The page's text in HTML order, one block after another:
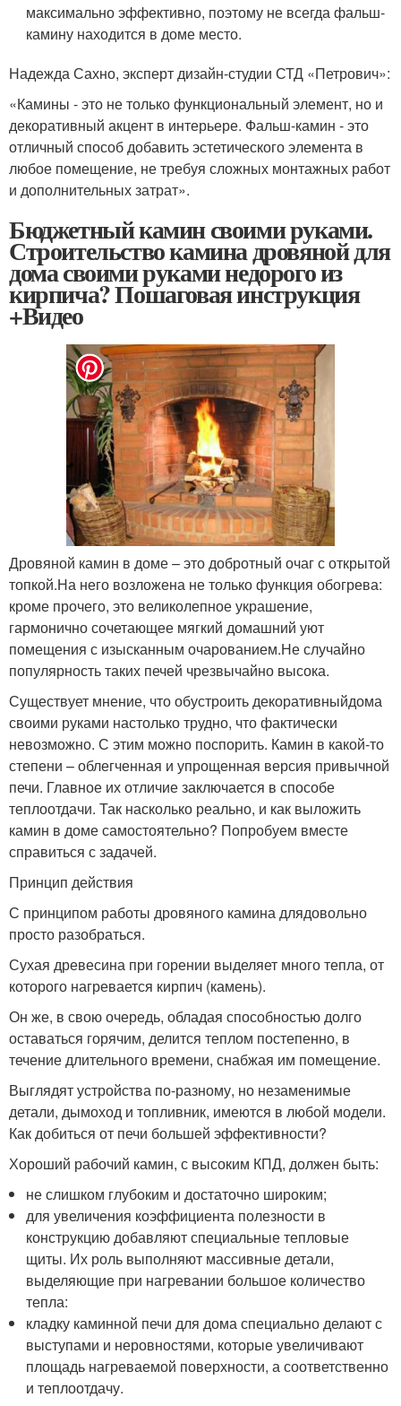
максимально эффективно, поэтому не всегда фальш-
камину находится в доме место.
Надежда Сахно, эксперт дизайн-студии СТД «Петрович»:
«Камины - это не только функциональный элемент, но и
декоративный акцент в интерьере. Фальш-камин - это
отличный способ добавить эстетического элемента в
любое помещение, не требуя сложных монтажных работ
и дополнительных затрат».
Бюджетный камин своими руками.
Строительство камина дровяной для
дома своими руками недорого из
кирпича? Пошаговая инструкция
+Видео
Дровяной камин в доме – это добротный очаг с открытой
топкой.На него возложена не только функция обогрева:
кроме прочего, это великолепное украшение,
гармонично сочетающее мягкий домашний уют
помещения с изысканным очарованием.Не случайно
популярность таких печей чрезвычайно высока.
Существует мнение, что обустроить декоративныйдома
своими руками настолько трудно, что фактически
невозможно. С этим можно поспорить. Камин в какой-то
степени – облегченная и упрощенная версия привычной
печи. Главное их отличие заключается в способе
теплоотдачи. Так насколько реально, и как выложить
камин в доме самостоятельно? Попробуем вместе
справиться с задачей.
Принцип действия
С принципом работы дровяного камина длядовольно
просто разобраться.
Сухая древесина при горении выделяет много тепла, от
которого нагревается кирпич (камень).
Он же, в свою очередь, обладая способностью долго
оставаться горячим, делится теплом постепенно, в
течение длительного времени, снабжая им помещение.
Выглядят устройства по-разному, но незаменимые
детали, дымоход и топливник, имеются в любой модели.
Как добиться от печи большей эффективности?
Хороший рабочий камин, с высоким КПД, должен быть:
не слишком глубоким и достаточно широким;
для увеличения коэффициента полезности в
конструкцию добавляют специальные тепловые
щиты. Их роль выполняют массивные детали,
выделяющие при нагревании большое количество
тепла:
кладку каминной печи для дома специально делают с
выступами и неровностями, которые увеличивают
площадь нагреваемой поверхности, а соответственно
и теплоотдачу.